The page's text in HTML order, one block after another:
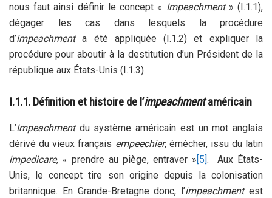
nous faut ainsi définir le concept « Impeachment» (I.1.1),
dégager les cas dans lesquels la procédure
d’impeachmenta été appliquée (I.1.2) et expliquer la
procédure pour aboutir à la destitution d’un Président de la
république aux États-Unis (I.1.3).
I.1.1. Définition et histoire de l’impeachmentaméricain
L’Impeachment du système américain est un mot anglais
dérivé du vieux français empeechier, émécher, issu du latin
impedicare, « prendre au piège, entraver » [5] . Aux États-
Unis, le concept tire son origine depuis la colonisation
britannique. En Grande-Bretagne donc, l’impeachmentest